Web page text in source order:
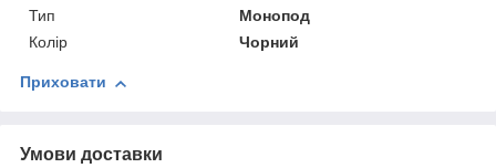
Тип
Монопод
Колір
Чорний
Приховати
Умови доставки